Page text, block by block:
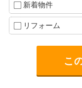
新着物件
リフォーム